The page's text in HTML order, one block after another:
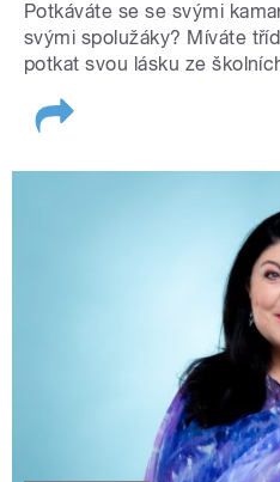
Potkáváte se se svými
svými spolužáky? Míváte
potkat svou lásku ze